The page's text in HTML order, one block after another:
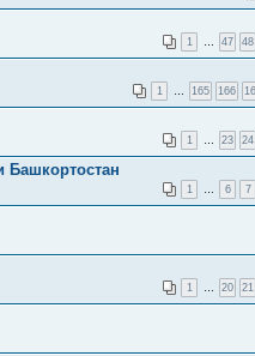
1 … 47 48
1 … 165 166
1 … 23 24
Башкортостан
1 … 6 7
1 … 20 21